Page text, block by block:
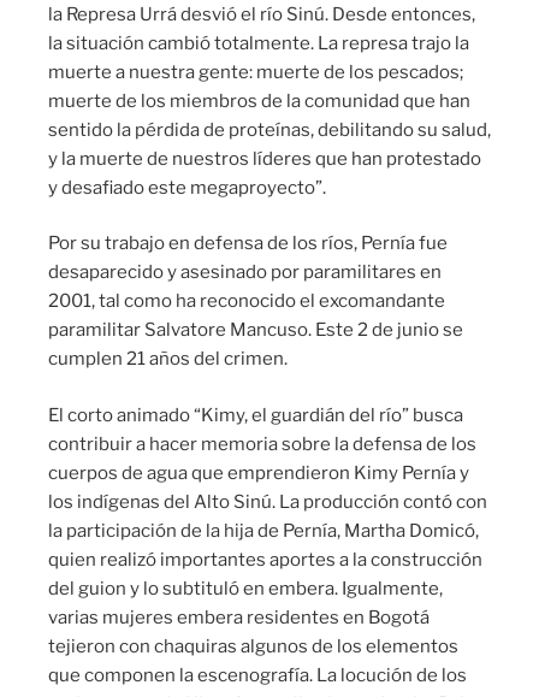
la Represa Urrá desvió el río Sinú. Desde entonces,
la situación cambió totalmente. La represa trajo la
muerte a nuestra gente: muerte de los pescados;
muerte de los miembros de la comunidad que han
sentido la pérdida de proteínas, debilitando su salud,
y la muerte de nuestros líderes que han protestado
y desafiado este megaproyecto”.
Por su trabajo en defensa de los ríos, Pernía fue
desaparecido y asesinado por paramilitares en
2001, tal como ha reconocido el excomandante
paramilitar Salvatore Mancuso. Este 2 de junio se
cumplen 21 años del crimen.
El corto animado “Kimy, el guardián del río” busca
contribuir a hacer memoria sobre la defensa de los
cuerpos de agua que emprendieron Kimy Pernía y
los indígenas del Alto Sinú. La producción contó con
la participación de la hija de Pernía, Martha Domicó,
quien realizó importantes aportes a la construcción
del guion y lo subtituló en embera. Igualmente,
varias mujeres embera residentes en Bogotá
tejieron con chaquiras algunos de los elementos
que componen la escenografía. La locución de los